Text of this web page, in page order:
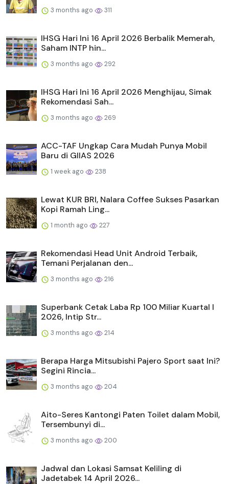
3 months ago 311
IHSG Hari Ini 16 April 2026 Berbalik Memerah,
Saham INTP hin...
3 months ago 292
IHSG Hari Ini 16 April 2026 Menghijau, Simak
Rekomendasi Sah...
3 months ago 269
ACC-TAF Ungkap Cara Mudah Punya Mobil
Baru di GIIAS 2026
1 week ago 238
Lewat KUR BRI, Nalara Coffee Sukses Pasarkan
Kopi Ramah Ling...
1 month ago 227
Rekomendasi Head Unit Android Terbaik,
Temani Perjalanan den...
3 months ago 216
Superbank Cetak Laba Rp 100 Miliar Kuartal I
2026, Intip Str...
3 months ago 214
Berapa Harga Mitsubishi Pajero Sport saat Ini?
Segini Rincia...
3 months ago 204
Aito-Seres Kantongi Paten Toilet dalam Mobil,
Tersembunyi di...
3 months ago 200
Jadwal dan Lokasi Samsat Keliling di
Jadetabek 14 April 2026...